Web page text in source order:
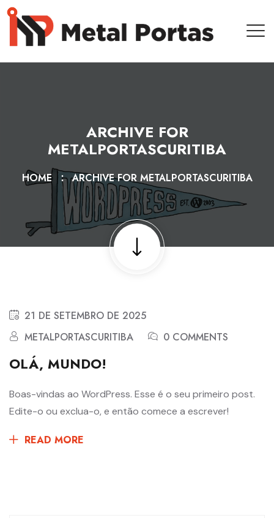
ARCHIVE FOR
METALPORTASCURITIBA
HOME ARCHIVE FOR METALPORTASCURITIBA
21 DE SETEMBRO DE 2025
METALPORTASCURITIBA
0 COMMENTS
OLÁ, MUNDO!
Boas-vindas ao WordPress. Esse é o seu primeiro post.
Edite-o ou exclua-o, e então comece a escrever!
READ MORE